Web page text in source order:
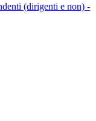
(dirigenti e non) -